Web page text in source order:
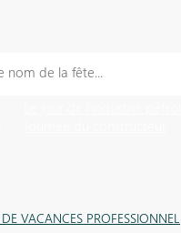
VACANCES PROFESSIONNEL